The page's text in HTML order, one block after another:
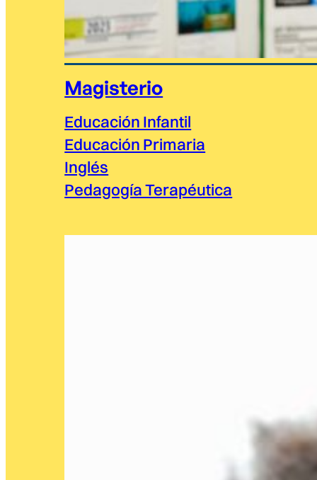
Magisterio
Educación Infantil
Educación Primaria
Inglés
Pedagogía Terapéutica